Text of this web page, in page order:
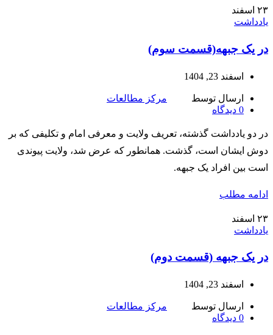
۲۳ اسفند
یادداشت
در یک جبهه(قسمت سوم)
اسفند 23, 1404
ارسال توسط
مرکز مطالعات
0 دیدگاه
در دو یادداشت گذشته، تعریف ولایت و معرفی امام و تکلیفی که بر
دوش ایشان است، گذشت. همانطور که عرض شد، ولایت پیوندی
است بین افراد یک جبهه.
ادامه مطلب
۲۳ اسفند
یادداشت
در یک جبهه (قسمت دوم)
اسفند 23, 1404
ارسال توسط
مرکز مطالعات
0 دیدگاه